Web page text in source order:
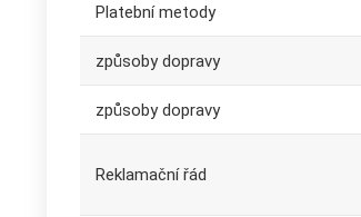
Platební metody
způsoby dopravy
způsoby dopravy
Reklamační řád